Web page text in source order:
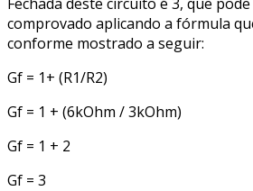
comprovado aplicando a fórmula
conforme mostrado a seguir:
Gf = 1+ (R1/R2)
Gf = 1 + (6kOhm / 3kOhm)
Gf = 1 + 2
Gf = 3